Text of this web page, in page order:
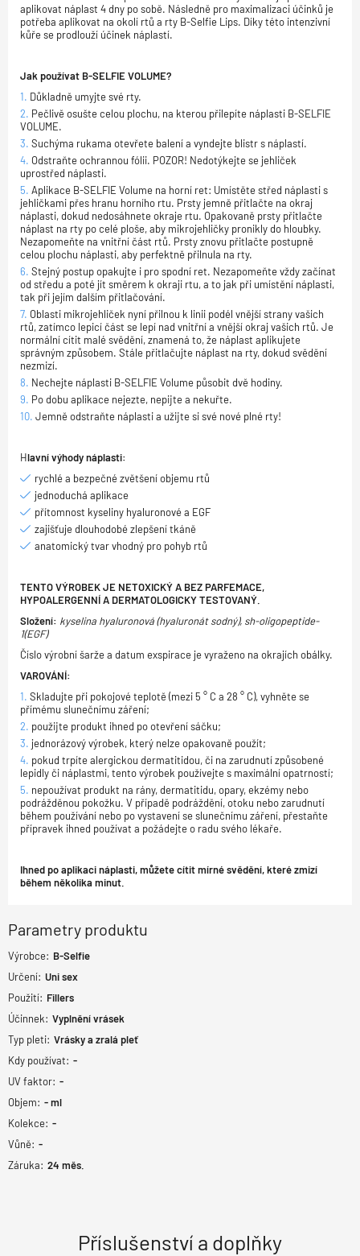
aplikovat náplast 4 dny po sobě. Následně pro maximalizaci účinků je
potřeba aplikovat na okolí rtů a rty B-Selfie Lips. Díky této intenzivní
kůře se prodlouží účinek náplastí.
Jak používat B-SELFIE VOLUME?
Důkladně umyjte své rty.
Pečlivě osušte celou plochu, na kterou přilepíte náplasti B-SELFIE
VOLUME.
Suchýma rukama otevřete balení a vyndejte blistr s náplastí.
Odstraňte ochrannou fólii. POZOR! Nedotýkejte se jehliček
uprostřed náplasti.
Aplikace B-SELFIE Volume na horní ret: Umístěte střed náplasti s
jehličkami přes hranu horního rtu. Prsty jemně přitlačte na okraj
náplasti, dokud nedosáhnete okraje rtu. Opakovaně prsty přitlačte
náplast na rty po celé ploše, aby mikrojehličky pronikly do hloubky.
Nezapomeňte na vnitřní část rtů. Prsty znovu přitlačte postupně
celou plochu náplasti, aby perfektně přilnula na rty.
Stejný postup opakujte i pro spodní ret. Nezapomeňte vždy začínat
od středu a poté jít směrem k okraji rtu, a to jak při umístění náplasti,
tak při jejím dalším přitlačování.
Oblasti mikrojehliček nyní přilnou k linii podél vnější strany vašich
rtů, zatímco lepicí část se lepí nad vnitřní a vnější okraj vašich rtů. Je
normální cítit malé svědění, znamená to, že náplast aplikujete
správným způsobem. Stále přitlačujte náplast na rty, dokud svědění
nezmizí.
Nechejte náplasti B-SELFIE Volume působit dvě hodiny.
Po dobu aplikace nejezte, nepijte a nekuřte.
Jemně odstraňte náplasti a užijte si své nové plné rty!
Hlavní výhody náplasti:
rychlé a bezpečné zvětšení objemu rtů
jednoduchá aplikace
přítomnost kyseliny hyaluronové a EGF
zajišťuje dlouhodobé zlepšení tkáně
anatomický tvar vhodný pro pohyb rtů
TENTO VÝROBEK JE NETOXICKÝ A BEZ PARFEMACE,
HYPOALERGENNÍ A DERMATOLOGICKY TESTOVANÝ.
Složení: kyselina hyaluronová (hyaluronát sodný), sh-oligopeptide-
1(EGF)
Číslo výrobní šarže a datum exspirace je vyraženo na okrajích obálky.
VAROVÁNÍ:
Skladujte při pokojové teplotě (mezi 5 ° C a 28 ° C), vyhněte se
přímému slunečnímu záření;
použijte produkt ihned po otevření sáčku;
jednorázový výrobek, který nelze opakovaně použít;
pokud trpíte alergickou dermatitidou, či na zarudnutí způsobené
lepidly či náplastmi, tento výrobek používejte s maximální opatrností;
nepoužívat produkt na rány, dermatitidu, opary, ekzémy nebo
podrážděnou pokožku. V případě podráždění, otoku nebo zarudnutí
během používání nebo po vystavení se slunečnímu záření, přestaňte
přípravek ihned používat a požádejte o radu svého lékaře.
Ihned po aplikaci náplasti, můžete cítit mírné svědění, které zmizí
během několika minut.
Parametry produktu
Výrobce: B-Selfie
Určení: Uni sex
Použití: Fillers
Účinnek: Vyplnění vrásek
Typ pleti: Vrásky a zralá pleť
Kdy používat: -
UV faktor: -
Objem: -ml
Kolekce: -
Vůně: -
Záruka: 24 měs.
Příslušenství a doplňky